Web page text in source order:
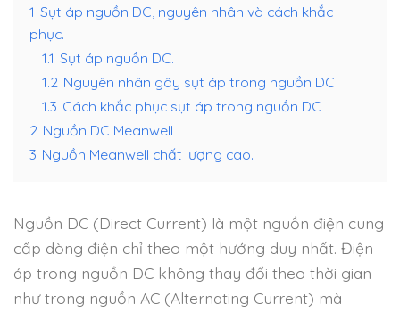
1 Sụt áp nguồn DC, nguyên nhân và cách khắc
phục.
1.1 Sụt áp nguồn DC.
1.2 Nguyên nhân gây sụt áp trong nguồn DC
1.3 Cách khắc phục sụt áp trong nguồn DC
2 Nguồn DC Meanwell
3 Nguồn Meanwell chất lượng cao.
Nguồn DC (Direct Current) là một nguồn điện cung
cấp dòng điện chỉ theo một hướng duy nhất. Điện
áp trong nguồn DC không thay đổi theo thời gian
như trong nguồn AC (Alternating Current) mà